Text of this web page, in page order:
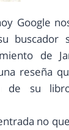
Google
buscador
de
reseña
de su
no